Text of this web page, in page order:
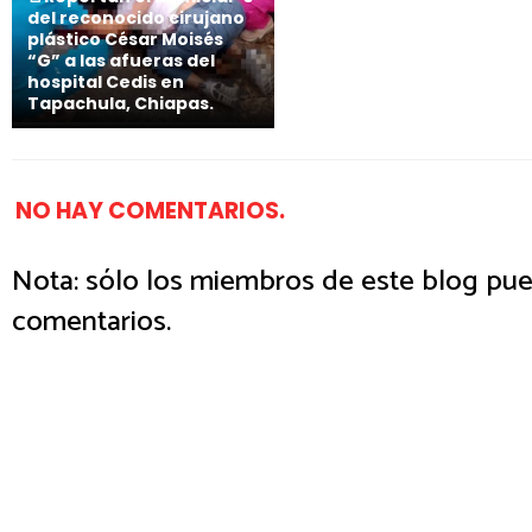
del reconocido cirujano
plástico César Moisés
“G” a las afueras del
hospital Cedis en
Tapachula, Chiapas.
NO HAY COMENTARIOS.
Nota: sólo los miembros de este blog
comentarios.